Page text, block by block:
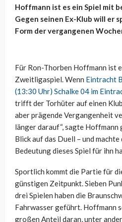
Hoffmann ist es ein Spiel mit
Gegen seinen Ex-Klub will er
Form der vergangenen
Für Ron-Thorben Hoffmann ist
Zweitligaspiel. Wenn Eintracht
(13:30 Uhr) Schalke 04 im
trifft der Torhüter auf einen
aber prägende Vergangenheit
länger darauf“, sagte Hoffmann
Blick auf das Duell – und
Bedeutung dieses Spiel für ihn
Sportlich kommt die Partie für
günstigen Zeitpunkt. Sieben
drei Spielen haben die
Fahrwasser geführt. Hoffmann
großen Anteil daran, unter